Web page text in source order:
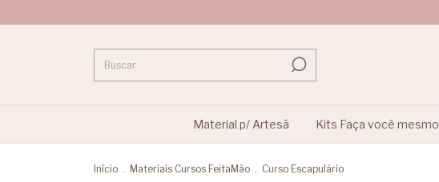
Material p/ Artesã Kits Faça você mesmo
Início . Materiais Cursos FeitaMão . Curso Escapulário